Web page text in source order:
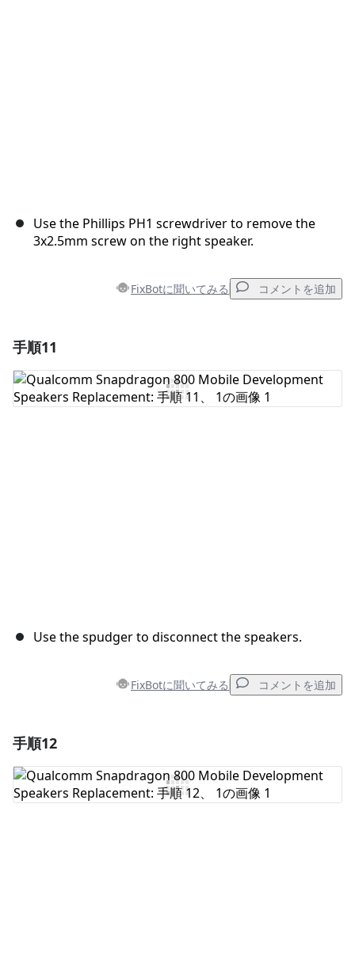
Use the Phillips PH1 screwdriver to remove the
3x2.5mm screw on the right speaker.
FixBotに聞いてみる コメントを追加
コメントを追加
手順11
Use the spudger to disconnect the speakers.
FixBotに聞いてみる コメントを追加
コメントを追加
手順12